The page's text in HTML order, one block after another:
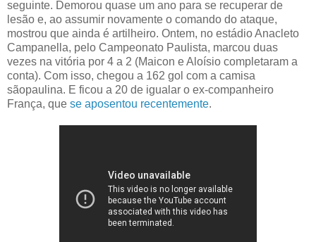
seguinte. Demorou quase um ano para se recuperar de
lesão e, ao assumir novamente o comando do ataque,
mostrou que ainda é artilheiro. Ontem, no estádio Anacleto
Campanella, pelo Campeonato Paulista, marcou duas
vezes na vitória por 4 a 2 (Maicon e Aloísio completaram a
conta). Com isso, chegou a 162 gol com a camisa
sãopaulina. E ficou a 20 de igualar o ex-companheiro
França, que se aposentou recentemente.